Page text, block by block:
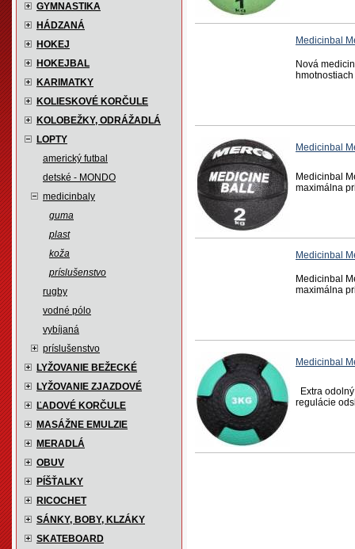
GYMNASTIKA
HÁDZANÁ
HOKEJ
HOKEJBAL
KARIMATKY
KOLIESKOVÉ KORČULE
KOLOBEŽKY, ODRÁŽADLÁ
LOPTY
americký futbal
detské - MONDO
medicinbaly
guma
plast
koža
príslušenstvo
rugby
vodné pólo
vybíjaná
príslušenstvo
LYŽOVANIE BEŽECKÉ
LYŽOVANIE ZJAZDOVÉ
ĽADOVÉ KORČULE
MASÁŽNE EMULZIE
MERADLÁ
OBUV
PÍŠŤALKY
RICOCHET
SÁNKY, BOBY, KLZÁKY
SKATEBOARD
Medicinbal
Nová
Medicinbal
Medicinbal
maximálna
Medicinbal
Medicinbal
maximálna
Medicinbal
Extra
regulácie